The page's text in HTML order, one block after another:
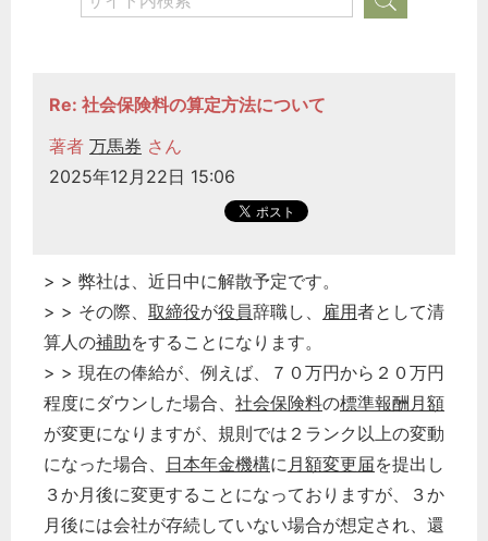
Re: 社会保険料の算定方法について
著者 万馬券 さん
2025年12月22日 15:06
> > 弊社は、近日中に解散予定です。
> > その際、 取締役が役員辞職し、 雇用者として清
算人の補助をすることになります。
> > 現在の俸給が、例えば、７０万円から２０万円
程度にダウンした場合、 社会保険料の標準報酬月額
が変更になりますが、規則では２ランク以上の変動
になった場合、 日本年金機構に月額変更届を提出し
３か月後に変更することになっておりますが、３か
月後には会社が存続していない場合が想定され、還